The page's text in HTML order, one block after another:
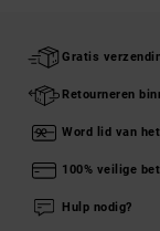
Gratis
Retourneren
Word lid van
100% veilige
Hulp nodig?